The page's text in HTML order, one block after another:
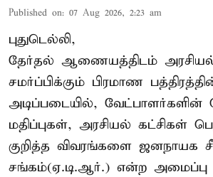
Published on: 07 Aug 2026, 2:23 am
புதுடெல்லி,
தேர்தல் ஆணையத்திடம்
சமர்ப்பிக்கும் பிரமாண
அடிப்படையில், வேட்பாளர்களின்
மதிப்புகள், அரசியல் கட்சிகள்
குறித்த விவரங்களை ஜனநாயக
சங்கம்(ஏ.டி.ஆர்.) என்ற அமைப்பு